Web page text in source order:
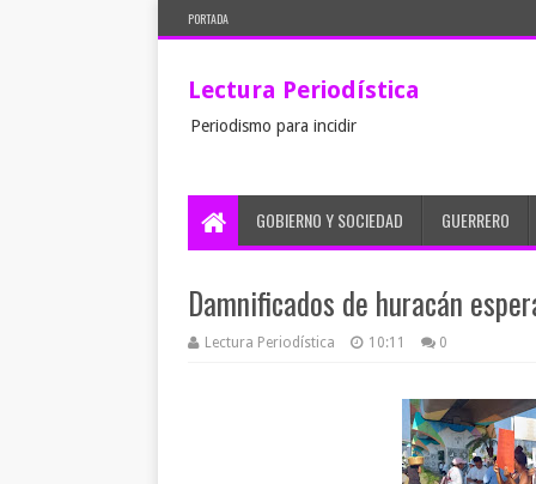
PORTADA
Lectura Periodística
Periodismo para incidir
GOBIERNO Y SOCIEDAD GUERRERO
Damnificados de huracán
Lectura Periodística 10:11 0